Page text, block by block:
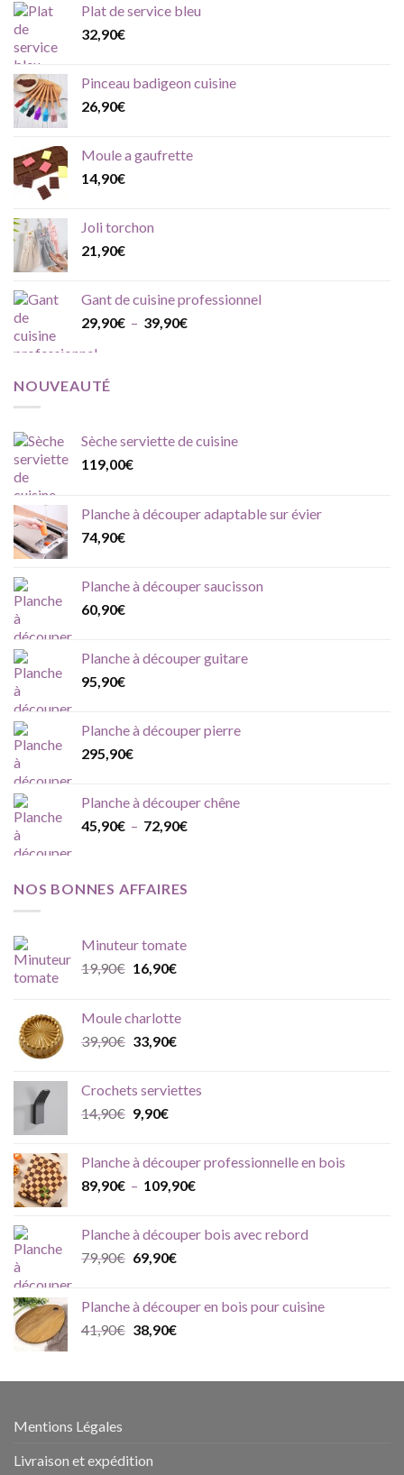
Plat de service bleu
32,90€
Pinceau badigeon cuisine
26,90€
Moule a gaufrette
14,90€
Joli torchon
21,90€
Gant de cuisine professionnel
29,90€ – 39,90€Plage
NOUVEAUTÉ
Sèche serviette de cuisine
119,00€
Planche à découper adaptable sur évier
74,90€
Planche à découper saucisson
60,90€
Planche à découper guitare
95,90€
Planche à découper pierre
295,90€
Planche à découper chêne
45,90€ – 72,90€Plage
NOS BONNES AFFAIRES
Minuteur tomate
19,90€ Le
était :
19,90€.
16,90€Le
est :
16,90€.
Moule charlotte
39,90€ Le
était :
39,90€.
33,90€Le
est :
Crochets serviettes
14,90€ Le
était :
14,90€.
9,90€Le
est :
9,90€.
Planche à découper professionnelle en bois
89,90€ – 109,90€Plage
89,90€
Planche à découper bois avec rebord
79,90€ Le
était :
79,90€.
69,90€Le
est :
69,90€.
Planche à découper en bois pour cuisine
41,90€ Le
était :
38,90€Le
est :
Mentions Légales
Livraison et expédition